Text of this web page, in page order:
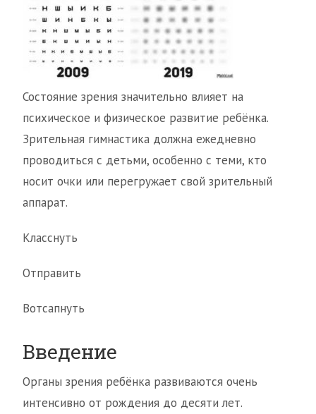
Состояние зрения значительно влияет на
психическое и физическое развитие ребёнка.
Зрительная гимнастика должна ежедневно
проводиться с детьми, особенно с теми, кто
носит очки или перегружает свой зрительный
аппарат.
Класснуть
Отправить
Вотсапнуть
Введение
Органы зрения ребёнка развиваются очень
интенсивно от рождения до десяти лет.